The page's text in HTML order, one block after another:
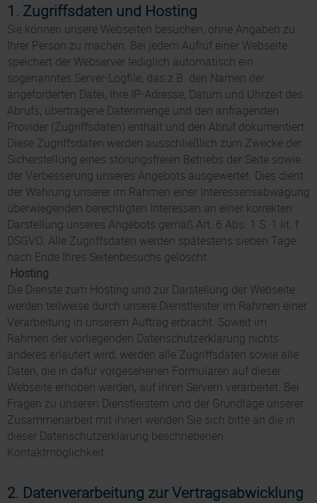
1. Zugriffsdaten und Hosting
Sie können unsere Webseiten besuchen, ohne Angaben zu
Ihrer Person zu machen. Bei jedem Aufruf einer Webseite
speichert der Webserver lediglich automatisch ein
sogenanntes Server-Logfile, das z.B. den Namen der
angeforderten Datei, Ihre IP-Adresse, Datum und Uhrzeit des
Abrufs, übertragene Datenmenge und den anfragenden
Provider (Zugriffsdaten) enthält und den Abruf dokumentiert.
Diese Zugriffsdaten werden ausschließlich zum Zwecke der
Sicherstellung eines störungsfreien Betriebs der Seite sowie
der Verbesserung unseres Angebots ausgewertet. Dies dient
der Wahrung unserer im Rahmen einer Interessensabwägung
überwiegenden berechtigten Interessen an einer korrekten
Darstellung unseres Angebots gemäß Art. 6 Abs. 1 S. 1 lit. f
DSGVO. Alle Zugriffsdaten werden spätestens sieben Tage
nach Ende Ihres Seitenbesuchs gelöscht.
Hosting
Die Dienste zum Hosting und zur Darstellung der Webseite
werden teilweise durch unsere Dienstleister im Rahmen einer
Verarbeitung in unserem Auftrag erbracht. Soweit im
Rahmen der vorliegenden Datenschutzerklärung nichts
anderes erläutert wird, werden alle Zugriffsdaten sowie alle
Daten, die in dafür vorgesehenen Formularen auf dieser
Webseite erhoben werden, auf ihren Servern verarbeitet. Bei
Fragen zu unseren Dienstleistern und der Grundlage unserer
Zusammenarbeit mit ihnen wenden Sie sich bitte an die in
dieser Datenschutzerklärung beschriebenen
Kontaktmöglichkeit.
2. Datenverarbeitung zur Vertragsabwicklung